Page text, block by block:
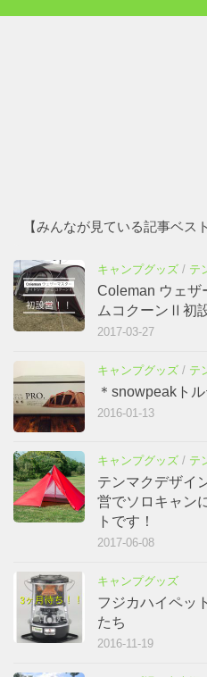
【みんなが見ている記事ベス
キャンプグッズ / テ
Coleman ウェザ
ムコクーンⅡ初
2017-03-27
キャンプグッズ / テ
＊snowpeakト
2016-01-13
キャンプグッズ / テ
テンマクデザイ
営でソロキャン
トです！
2017-06-08
キャンプグッズ
フジカハイペッ
たち
2016-11-19